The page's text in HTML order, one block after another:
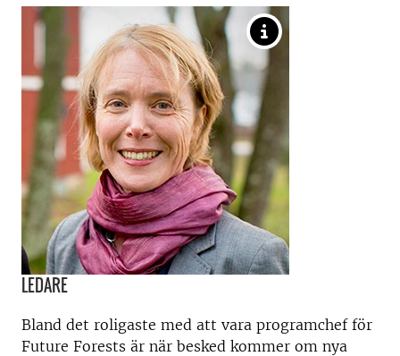
LEDARE
Bland det roligaste med att vara programchef för
Future Forests är när besked kommer om nya